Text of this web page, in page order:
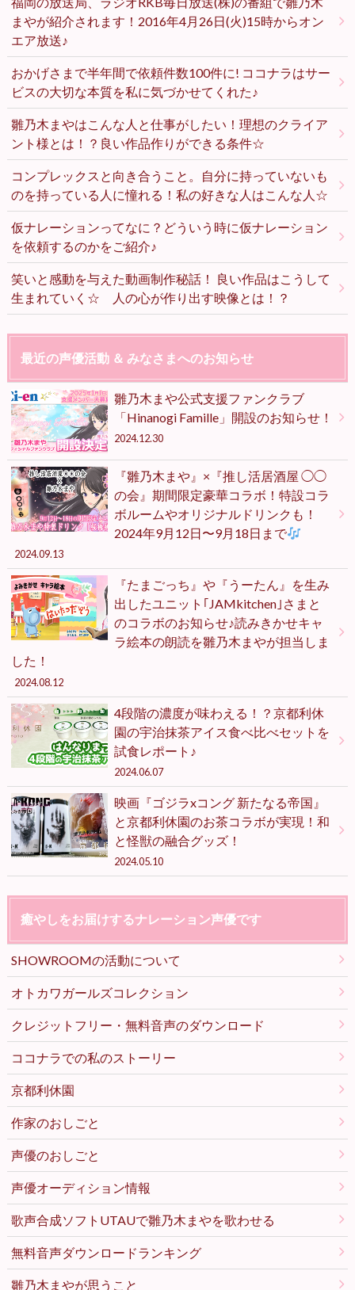
まやが紹介されます！2016年4月26日(火)15時からオン
エア放送♪
おかげさまで半年間で依頼件数100件に! ココナラはサー
ビスの大切な本質を私に気づかせてくれた♪
雛乃木まやはこんな人と仕事がしたい！理想のクライア
ント様とは！？良い作品作りができる条件☆
コンプレックスと向き合うこと。自分に持っていないも
のを持っている人に憧れる！私の好きな人はこんな人☆
仮ナレーションってなに？どういう時に仮ナレーション
を依頼するのかをご紹介♪
笑いと感動を与えた動画制作秘話！ 良い作品はこうして
生まれていく☆ 人の心が作り出す映像とは！？
最近の声優活動 ＆ みなさまへのお知らせ
雛乃木まや公式支援ファンクラブ
「Hinanogi Famille」開設のお知らせ！
2024.12.30
『雛乃木まや』×『推し活居酒屋 ◯◯
の会』期間限定豪華コラボ！特設コラ
ボルームやオリジナルドリンクも！
2024年9月12日〜9月18日まで
2024.09.13
『たまごっち』や『うーたん』を生み
出したユニット｢JAMkitchen｣さまと
のコラボのお知らせ♪読みきかせキャ
ラ絵本の朗読を雛乃木まやが担当しま
した！
2024.08.12
4段階の濃度が味わえる！？京都利休
園の宇治抹茶アイス食べ比べセットを
試食レポート♪
2024.06.07
映画『ゴジラxコング 新たなる帝国』
と京都利休園のお茶コラボが実現！和
と怪獣の融合グッズ！
2024.05.10
癒やしをお届けするナレーション声優です
SHOWROOMの活動について
オトカワガールズコレクション
クレジットフリー・無料音声のダウンロード
ココナラでの私のストーリー
京都利休園
作家のおしごと
声優のおしごと
声優オーディション情報
歌声合成ソフトUTAUで雛乃木まやを歌わせる
無料音声ダウンロードランキング
雛乃木まやが思うこと